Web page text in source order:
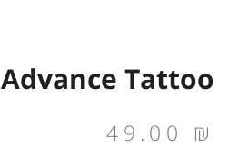
Advance Tattoo חמאה 250 מ"ל
49.00 ₪